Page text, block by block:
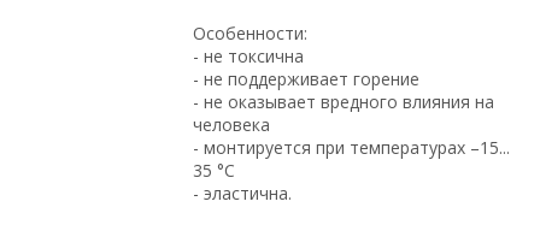
Особенности:
- не токсична
- не поддерживает горение
- не оказывает вредного влияния на
человека
- монтируется при температурах –15...
35 °C
- эластична.